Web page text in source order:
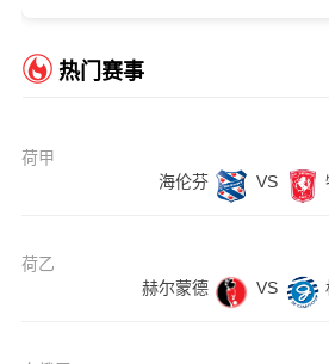
热门赛事
荷甲
海伦芬
VS
荷乙
赫尔蒙德
VS